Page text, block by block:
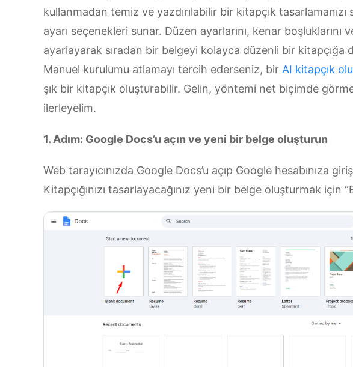
kullanmadan temiz ve yazdırılabilir bir kitapçık
ayarı seçenekleri sunar. Düzen ayarlarını, kenar boşluklarını
ayarlayarak sıradan bir belgeyi kolayca düzenli bir kitapçığa
Manuel kurulumu atlamayı tercih ederseniz, bir AI kitapçık
şık bir kitapçık oluşturabilir. Gelin, yöntemi net biçimde
ilerleyelim.
1. Adım: Google Docs’u açın ve yeni bir belge oluşturun
Web tarayıcınızda Google Docs’u açıp Google hesabınıza
Kitapçığınızı tasarlayacağınız yeni bir belge oluşturmak için